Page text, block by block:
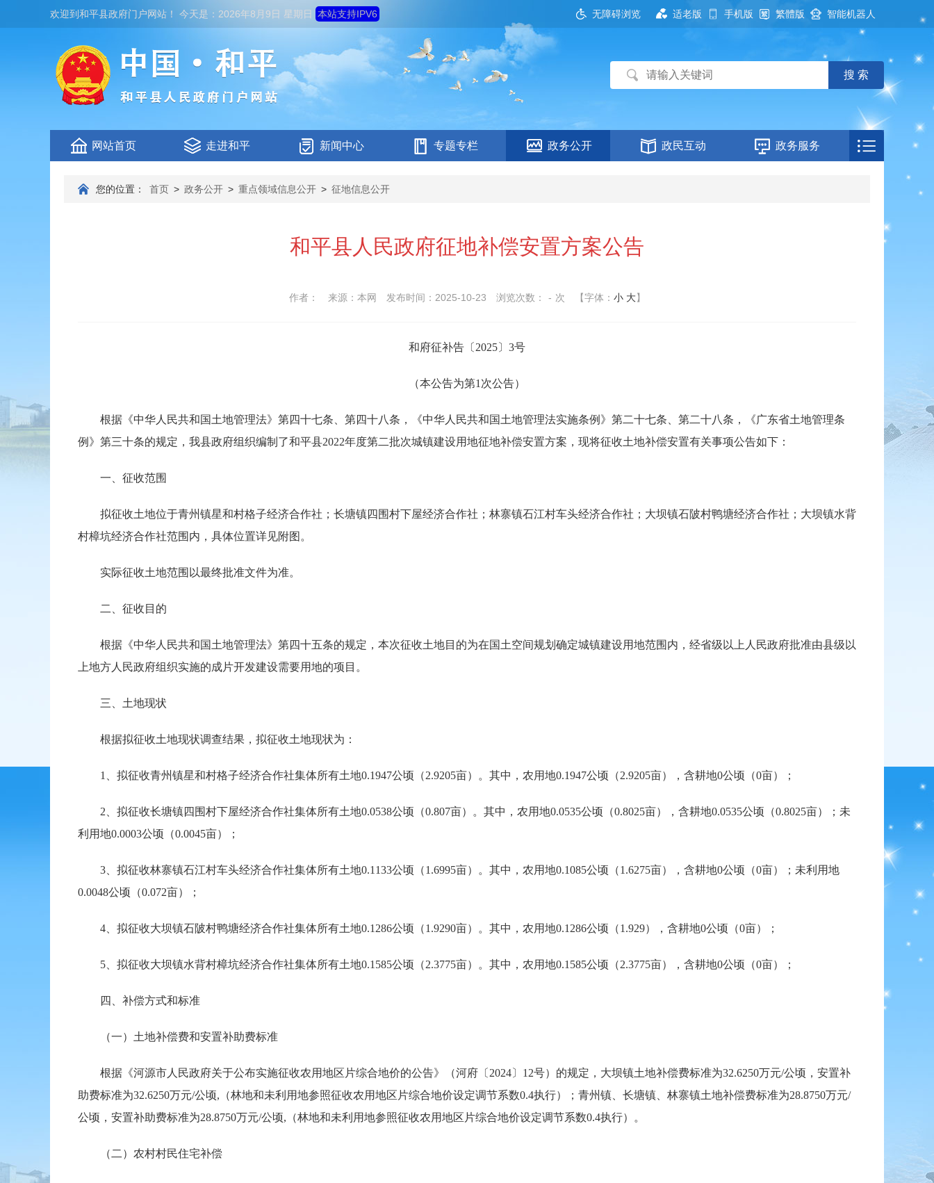
欢迎到和平县政府门户网站 ！ 今天是： 2026年8月9日 星期日 本站支持IPV6 无障碍浏览 适老版 手机版 繁體版 智能机器人
网站首页 走进和平 新闻中心 专题专栏 政务公开 政民互动 政务服务
您的位置： 首页 > 政务公开 > 重点领域信息公开 > 征地信息公开
和平县人民政府征地补偿安置方案公告
作者： 来源：本网 发布时间：2025-10-23 浏览次数： - 次 【字体： 小 大】
和府征补告〔2025〕3号
（本公告为第1次公告）
根据《中华人民共和国土地管理法》第四十七条、第四十八条，《中华人民共和国土地管理法实施条例》第二十七条、第二十八条，《广东省土地管理条
例》第三十条的规定，我县政府组织编制了和平县2022年度第二批次城镇建设用地征地补偿安置方案，现将征收土地补偿安置有关事项公告如下：
一、征收范围
拟征收土地位于青州镇星和村格子经济合作社；长塘镇四围村下屋经济合作社；林寨镇石江村车头经济合作社；大坝镇石陂村鸭塘经济合作社；大坝镇水背
村樟坑经济合作社范围内，具体位置详见附图。
实际征收土地范围以最终批准文件为准。
二、征收目的
根据《中华人民共和国土地管理法》第四十五条的规定，本次征收土地目的为在国土空间规划确定城镇建设用地范围内，经省级以上人民政府批准由县级以
上地方人民政府组织实施的成片开发建设需要用地的项目。
三、土地现状
根据拟征收土地现状调查结果，拟征收土地现状为：
1、拟征收青州镇星和村格子经济合作社集体所有土地0.1947公顷（2.9205亩）。其中，农用地0.1947公顷（2.9205亩），含耕地0公顷（0亩）；
2、拟征收长塘镇四围村下屋经济合作社集体所有土地0.0538公顷（0.807亩）。其中，农用地0.0535公顷（0.8025亩），含耕地0.0535公顷（0.8025亩）；未
利用地0.0003公顷（0.0045亩）；
3、拟征收林寨镇石江村车头经济合作社集体所有土地0.1133公顷（1.6995亩）。其中，农用地0.1085公顷（1.6275亩），含耕地0公顷（0亩）；未利用地
0.0048公顷（0.072亩）；
4、拟征收大坝镇石陂村鸭塘经济合作社集体所有土地0.1286公顷（1.9290亩）。其中，农用地0.1286公顷（1.929），含耕地0公顷（0亩）；
5、拟征收大坝镇水背村樟坑经济合作社集体所有土地0.1585公顷（2.3775亩）。其中，农用地0.1585公顷（2.3775亩），含耕地0公顷（0亩）；
四、补偿方式和标准
（一）土地补偿费和安置补助费标准
根据《河源市人民政府关于公布实施征收农用地区片综合地价的公告》（河府〔2024〕12号）的规定，大坝镇土地补偿费标准为32.6250万元/公顷，安置补
助费标准为32.6250万元/公顷,（林地和未利用地参照征收农用地区片综合地价设定调节系数0.4执行）；青州镇、长塘镇、林寨镇土地补偿费标准为28.8750万元/
公顷，安置补助费标准为28.8750万元/公顷,（林地和未利用地参照征收农用地区片综合地价设定调节系数0.4执行）。
（二）农村村民住宅补偿